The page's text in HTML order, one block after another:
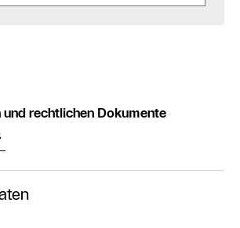
rechtlichen Dokumente